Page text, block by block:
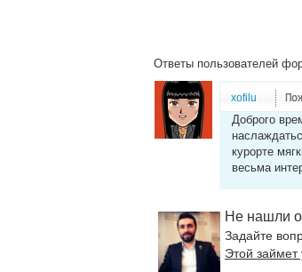
Ответы пользователей
xofilu
Доброго
курорте
весьма
Не нашли
Задайте
Этой займет